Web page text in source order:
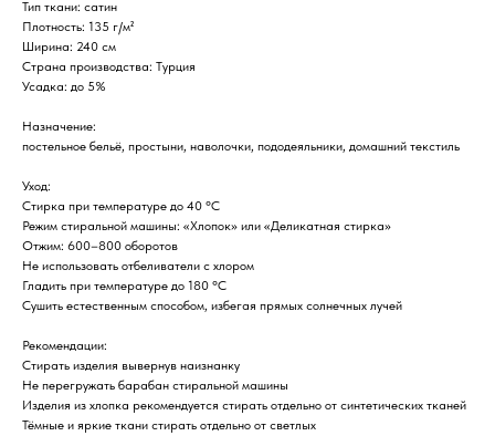
Тип ткани: сатин
Плотность: 135 г/м²
Ширина: 240 см
Страна производства: Турция
Усадка: до 5%
Назначение:
постельное бельё, простыни, наволочки, пододеяльники, домашний текстиль
Уход:
Стирка при температуре до 40 °C
Режим стиральной машины: «Хлопок» или «Деликатная стирка»
Отжим: 600–800 оборотов
Не использовать отбеливатели с хлором
Гладить при температуре до 180 °C
Сушить естественным способом, избегая прямых солнечных лучей
Рекомендации:
Стирать изделия вывернув наизнанку
Не перегружать барабан стиральной машины
Изделия из хлопка рекомендуется стирать отдельно от синтетических тканей
Тёмные и яркие ткани стирать отдельно от светлых